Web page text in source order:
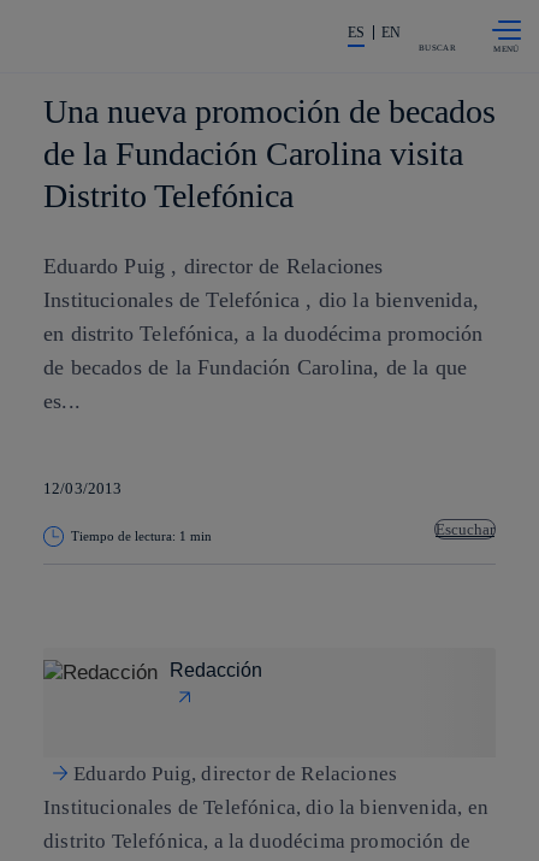
La acción en accionistas e
ES EN
BUSCAR
Una nueva promoción de becados
de la Fundación Carolina visita
Distrito Telefónica
Eduardo Puig , director de Relaciones
Institucionales de Telefónica , dio la bienvenida,
en distrito Telefónica, a la duodécima promoción
de becados de la Fundación Carolina, de la que
es...
12/03/2013
Tiempo de lectura: 1 min Escuchar
Redacción
Eduardo Puig, director de Relaciones
Institucionales de Telefónica, dio la bienvenida, en
distrito Telefónica, a la duodécima promoción de